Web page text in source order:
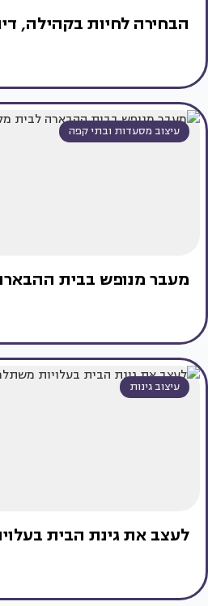
הבחירה לחיות בקהילה,
עיצוב מסעדות ובתי קפה
מעבר מנופש בבית
עיצוב גינות
לעצב את גינת הבית